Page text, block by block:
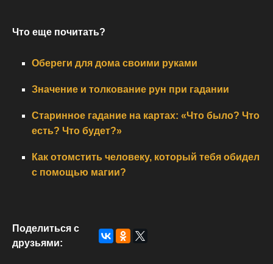
Что еще почитать?
Обереги для дома своими руками
Значение и толкование рун при гадании
Старинное гадание на картах: «Что было? Что
есть? Что будет?»
Как отомстить человеку, который тебя обидел
с помощью магии?
Поделиться с
друзьями: